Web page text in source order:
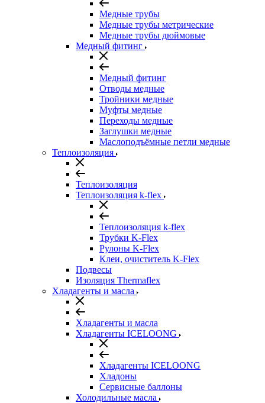
Медные трубы
Медные трубы метрические
Медные трубы дюймовые
Медный фитинг
Медный фитинг
Отводы медные
Тройники медные
Муфты медные
Переходы медные
Заглушки медные
Маслоподъёмные петли медные
Теплоизоляция
Теплоизоляция
Теплоизоляция k-flex
Теплоизоляция k-flex
Трубки K-Flex
Рулоны K-Flex
Клеи, очиститель K-Flex
Подвесы
Изоляция Thermaflex
Хладагенты и масла
Хладагенты и масла
Хладагенты ICELOONG
Хладагенты ICELOONG
Хладоны
Сервисные баллоны
Холодильные масла